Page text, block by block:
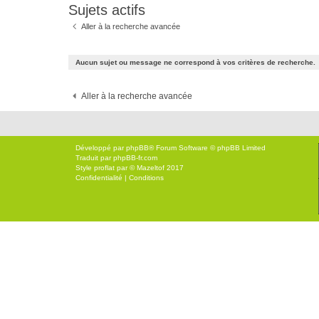
Sujets actifs
Aller à la recherche avancée
Aucun sujet ou message ne correspond à vos critères de recherche.
Aller à la recherche avancée
Développé parphpBB® Forum Software © phpBB Limited
Traduit parphpBB-fr.com
Style proflat par ©Mazeltof 2017
Confidentialité | Conditions